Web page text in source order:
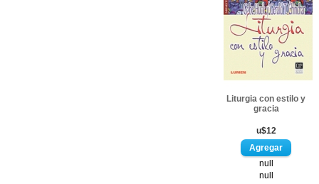
Liturgia con estilo y
gracia
u$12
null
null